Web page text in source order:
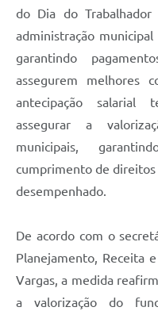
do Dia do
administração
garantindo
assegurem melhores
antecipação salarial
assegurar a
municipais,
cumprimento de
desempenhado.
De acordo com o
Planejamento, Receita
Vargas, a medida
a valorização do